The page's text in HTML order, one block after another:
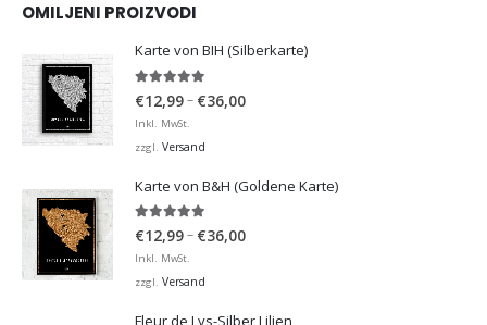
OMILJENI PROIZVODI
Karte von BIH (Silberkarte)
€12,99– €36,00Preisspanne:
Inkl. MwSt.
zzgl. Versand
Karte von B&H (Goldene Karte)
4.98von 5
€12,99– €36,00Preisspanne:
Inkl. MwSt.
zzgl. Versand
Fleur de Lys-Silber Lilien